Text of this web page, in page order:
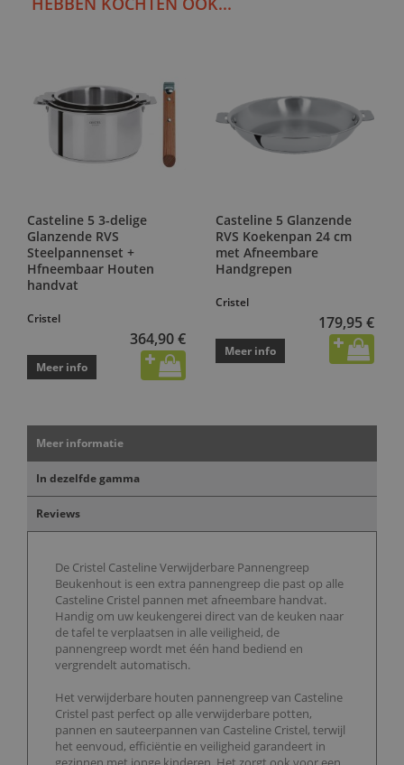
Casteline 5 3-delige
Glanzende RVS
Steelpannenset +
Hfneembaar Houten
handvat
Cristel
364,90 €
Meer info
Casteline 5 Glanzende
RVS Koekenpan 24 cm
met Afneembare
Handgrepen
Cristel
179,95 €
Meer info
Meer informatie
In dezelfde gamma
Reviews
De Cristel Casteline Verwijderbare Pannengreep
Beukenhout is een extra pannengreep die past op alle
Casteline Cristel pannen met afneembare handvat.
Handig om uw keukengerei direct van de keuken naar
de tafel te verplaatsen in alle veiligheid, de
pannengreep wordt met één hand bediend en
vergrendelt automatisch.
Het verwijderbare houten pannengreep van Casteline
Cristel past perfect op alle verwijderbare potten,
pannen en sauteerpannen van Casteline Cristel, terwijl
het eenvoud, efficiëntie en veiligheid garandeert in